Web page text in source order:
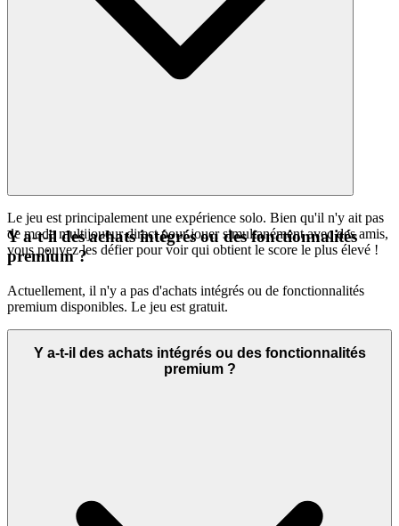
Le jeu est principalement une expérience solo. Bien qu'il n'y ait pas
de mode multijoueur direct pour jouer simultanément avec des amis,
vous pouvez les défier pour voir qui obtient le score le plus élevé !
Y a-t-il des achats intégrés ou des fonctionnalités
premium ?
Actuellement, il n'y a pas d'achats intégrés ou de fonctionnalités
premium disponibles. Le jeu est gratuit.
Y a-t-il des achats intégrés ou des fonctionnalités
premium ?